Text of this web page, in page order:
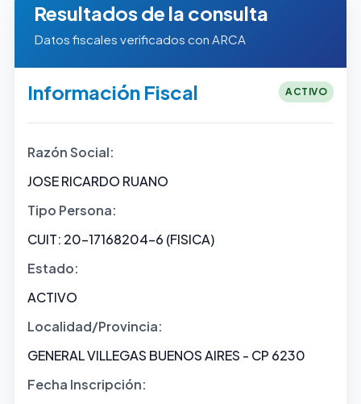
Resultados de la consulta
Datos fiscales verificados con ARCA
Información Fiscal ACTIVO
Razón Social:
JOSE RICARDO RUANO
Tipo Persona:
CUIT: 20-17168204-6 (FISICA)
Estado:
ACTIVO
Localidad/Provincia:
GENERAL VILLEGAS BUENOS AIRES - CP 6230
Fecha Inscripción: